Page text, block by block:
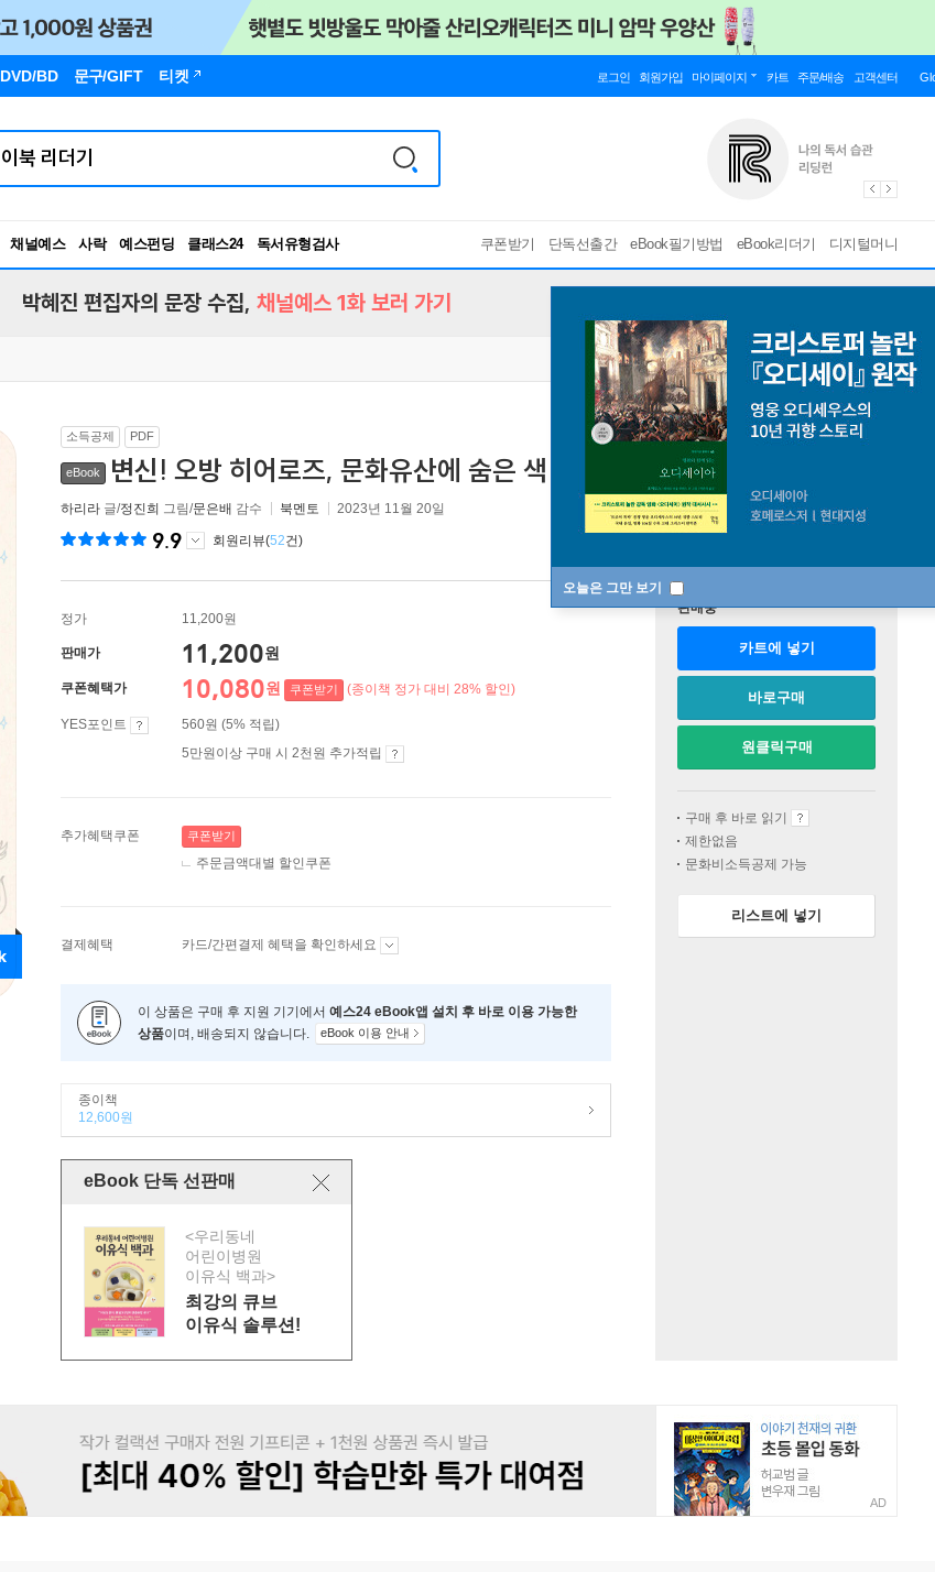
DVD/BD 문구/GIFT 티켓 로그인 회원가입 마이페이지 카트 주문/배송 고객센터
채널예스 사락 예스펀딩 클래스24
독서유형검사
RBTI Lab
쿠폰받기 단독선출간 eBook필기방법 eBook리더기 디지털머니
오늘은 그만 보기
박혜진 편집자의 문장 수집, 채널예스 1화 보러 가기
소득공제 PDF
eBook 변신! 오방 히어로즈, 문화유산에 숨은 색 보물을 찾아라!
하리라 글/정진희 그림/문은배 감수 북멘토 2023년 11월 20일
9.9 회원리뷰(52건)
정가 11,200원
판매가 11,200원
쿠폰혜택가 10,080원 쿠폰받기 (종이책 정가 대비 28% 할인)
YES포인트
560원 (5% 적립)
5만원이상 구매 시 2천원 추가적립
추가혜택쿠폰 쿠폰받기
주문금액대별 할인쿠폰
결제혜택 카드/간편결제 혜택을 확인하세요
이 상품은 구매 후 지원 기기에서 예스24 eBook앱 설치 후 바로 이용 가능한
상품이며, 배송되지 않습니다. eBook 이용 안내
종이책
12,600원
eBook 단독 선판매
<우리동네
어린이병원
이유식 백과>
최강의 큐브
이유식 솔루션!
판매중
카트에 넣기
바로구매
원클릭구매
구매 후 바로 읽기
제한없음
문화비소득공제 가능
리스트에 넣기
AD